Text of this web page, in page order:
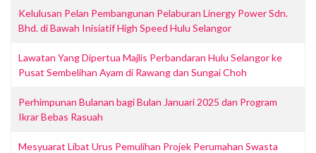
Kelulusan Pelan Pembangunan Pelaburan Linergy Power Sdn.
Bhd. di Bawah Inisiatif High Speed Hulu Selangor
Lawatan Yang Dipertua Majlis Perbandaran Hulu Selangor ke
Pusat Sembelihan Ayam di Rawang dan Sungai Choh
Perhimpunan Bulanan bagi Bulan Januari 2025 dan Program
Ikrar Bebas Rasuah
Mesyuarat Libat Urus Pemulihan Projek Perumahan Swasta